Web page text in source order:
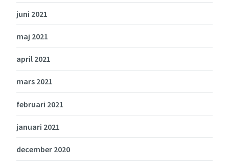
juni 2021
maj 2021
april 2021
mars 2021
februari 2021
januari 2021
december 2020